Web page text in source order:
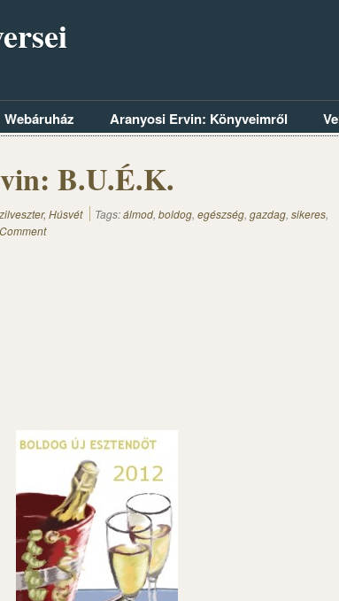
Webáruház Aranyosi Ervin: Könyveimről
B.U.É.K.
Húsvét Tags:álmod, boldog, egészség, gazdag, sikeres,